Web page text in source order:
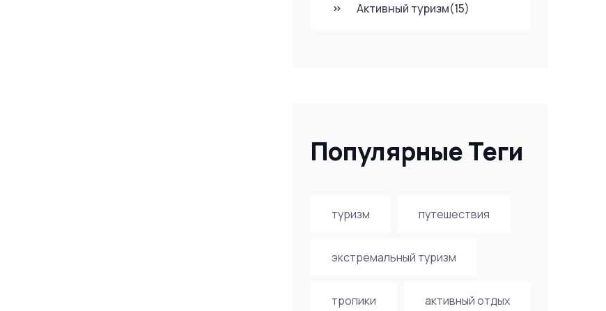
Активный туризм(15)
Популярные Теги
туризм путешествия
экстремальный туризм
тропики активный отдых